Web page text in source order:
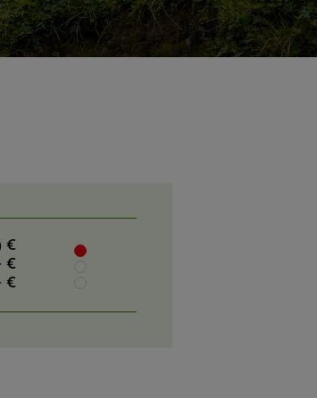
€
€
€